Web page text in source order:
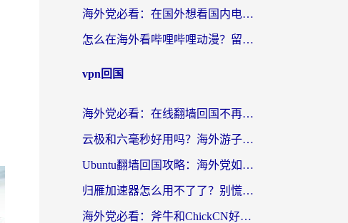
海外党必看：在国外想看国内电视剧用什么软件？3步解决地域限制
怎么在海外看哔哩哔哩动漫？留学生亲测有效的回国加速方案
vpn回国
海外党必看：在线翻墙回国不再难！教你选对加速器无缝刷国内资源
云极和六毫秒好用吗？海外游子解锁国内资源的真实答案
Ubuntu翻墙回国攻略：海外党如何选对加速器，无缝刷国内剧玩游戏？
归雁加速器怎么用不了了？别慌，这篇指南教你如何丝滑“回家”
海外党必看：斧牛和ChickCN好用吗？3款热门加速器实测+番茄加速器深度体验